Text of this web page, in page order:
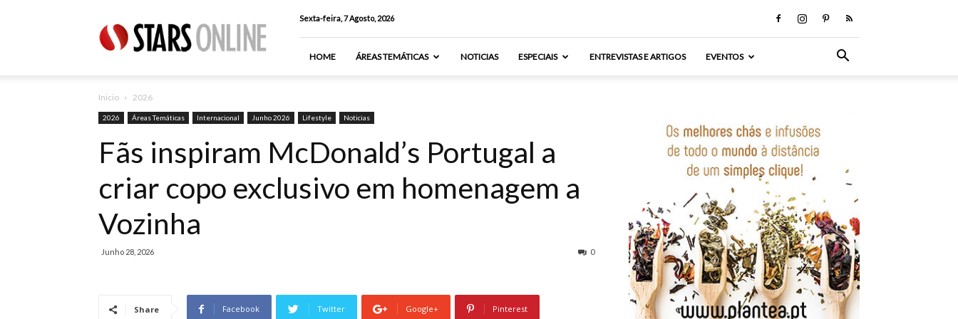
Online
Sexta-feira, 7 Agosto, 2026
HOME ÁREAS TEMÁTICAS NOTICIAS ESPECIAIS ENTREVISTAS E ARTIGOS EVENTOS
Inicio 2026
2026 Áreas Temáticas Internacional Junho 2026 Lifestyle Noticias
Fãs inspiram McDonald’s Portugal a
criar copo exclusivo em homenagem a
Vozinha
Junho 28, 2026 0
Share Facebook Twitter Google+ Pinterest